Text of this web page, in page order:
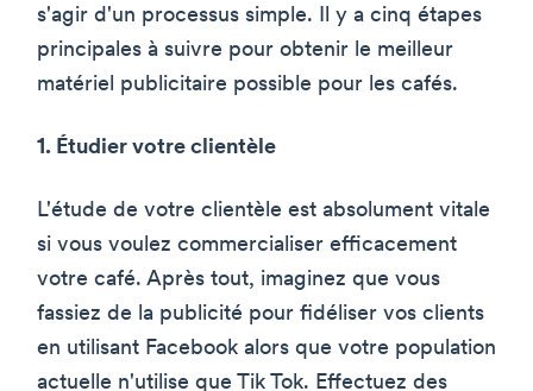
s'agir d'un processus simple. Il y a cinq étapes
principales à suivre pour obtenir le meilleur
matériel publicitaire possible pour les cafés.
1. Étudier votre clientèle
L'étude de votre clientèle est absolument vitale
si vous voulez commercialiser efficacement
votre café. Après tout, imaginez que vous
fassiez de la publicité pour fidéliser vos clients
en utilisant Facebook alors que votre population
actuelle n'utilise que Tik Tok. Effectuez des